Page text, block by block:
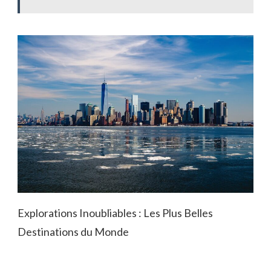
Explorations Inoubliables : Les Plus Belles
Destinations du Monde